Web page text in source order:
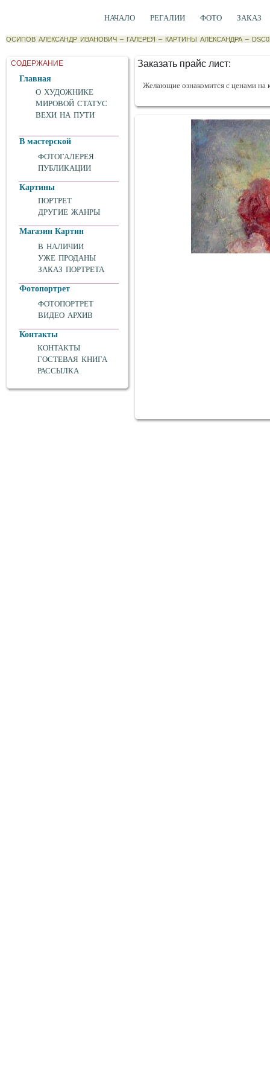
НАЧАЛО РЕГАЛИИ ФОТО ЗАКАЗ
ОСИПОВ АЛЕКСАНДР ИВАНОВИЧ – ГАЛЕРЕЯ – КАРТИНЫ АЛЕКСАНДРА –
СОДЕРЖАНИЕ
Главная
О ХУДОЖНИКЕ
МИРОВОЙ СТАТУС
ВЕХИ НА ПУТИ
В мастерской
ФОТОГАЛЕРЕЯ
ПУБЛИКАЦИИ
Картины
ПОРТРЕТ
ДРУГИЕ ЖАНРЫ
Магазин Картин
В НАЛИЧИИ
УЖЕ ПРОДАНЫ
ЗАКАЗ ПОРТРЕТА
Фотопортрет
ФОТОПОРТРЕТ
ВИДЕО АРХИВ
Контакты
КОНТАКТЫ
ГОСТЕВАЯ КНИГА
РАССЫЛКА
Заказать прайс лист:
Желающие ознакомится с ценами на